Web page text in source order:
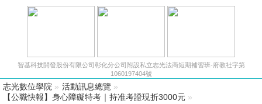
智基科技開發股份有限公司彰化分公司附設私立志光法商短期補習班-府教社字第
1060197404號
志光數位學院 » 活動訊息總覽 »
【公職快報】身心障礙特考｜持准考證現折3000元 »